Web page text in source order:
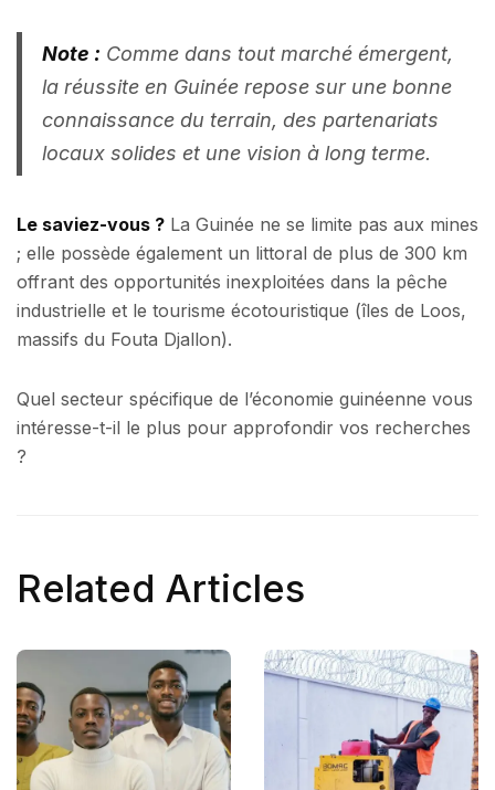
Note : Comme dans tout marché émergent,
la réussite en Guinée repose sur une bonne
connaissance du terrain, des partenariats
locaux solides et une vision à long terme.
Le saviez-vous ? La Guinée ne se limite pas aux mines
; elle possède également un littoral de plus de 300 km
offrant des opportunités inexploitées dans la pêche
industrielle et le tourisme écotouristique (îles de Loos,
massifs du Fouta Djallon).
Quel secteur spécifique de l’économie guinéenne vous
intéresse-t-il le plus pour approfondir vos recherches
?
Related Articles